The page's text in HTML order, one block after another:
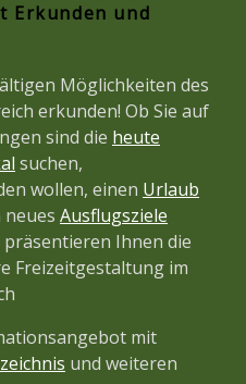
Erkunden und
Möglichkeiten des
erkunden! Ob Sie auf
sind die heute
suchen,
wollen, einen Urlaub
Ausflugsziele
Ihnen die
Freizeitgestaltung im
mit
und weiteren